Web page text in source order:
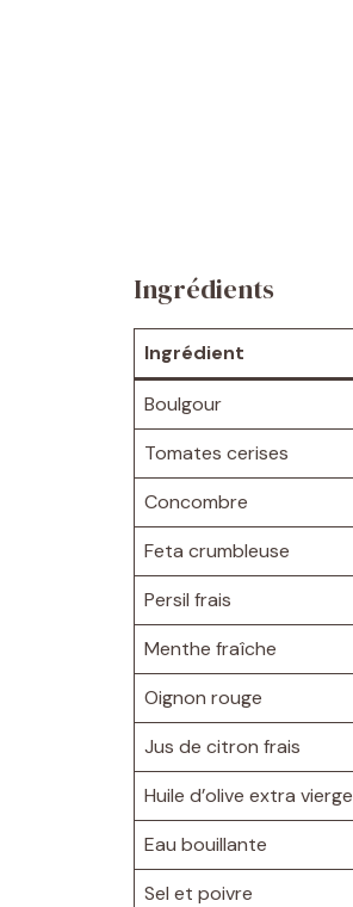
Ingrédients
Ingrédient
Boulgour
Tomates cerises
Concombre
Feta crumbleuse
Persil frais
Menthe fraîche
Oignon rouge
Jus de citron frais
Huile d’olive extra vierge
Eau bouillante
Sel et poivre